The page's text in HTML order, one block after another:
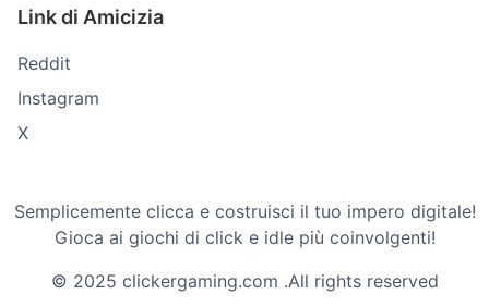
Link di Amicizia
Reddit
Instagram
X
Semplicemente clicca e costruisci il tuo impero digitale!
Gioca ai giochi di click e idle più coinvolgenti!
© 2025 clickergaming.com .All rights reserved